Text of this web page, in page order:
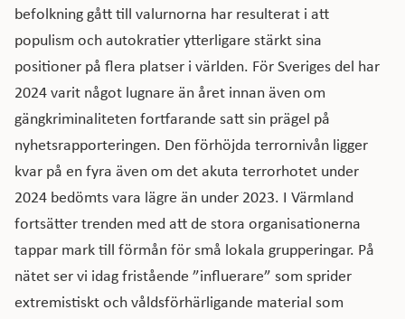
befolkning gått till valurnorna har resulterat i att
populism och autokratier ytterligare stärkt sina
positioner på flera platser i världen. För Sveriges del har
2024 varit något lugnare än året innan även om
gängkriminaliteten fortfarande satt sin prägel på
nyhetsrapporteringen. Den förhöjda terrornivån ligger
kvar på en fyra även om det akuta terrorhotet under
2024 bedömts vara lägre än under 2023. I Värmland
fortsätter trenden med att de stora organisationerna
tappar mark till förmån för små lokala grupperingar. På
nätet ser vi idag fristående ”influerare” som sprider
extremistiskt och våldsförhärligande material som